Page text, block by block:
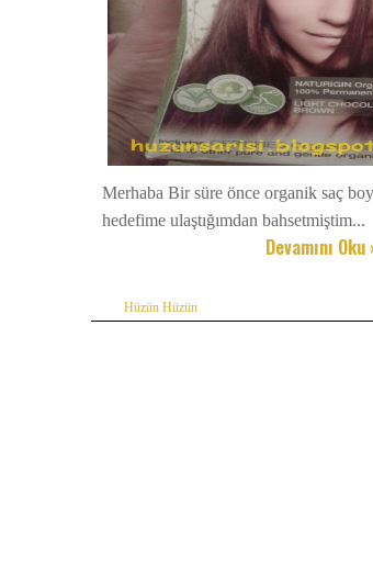
Merhaba Bir süre önce organik saç
hedefime ulaştığımdan bahsetmiştim...
Devamını Oku
Hüzün Hüzün